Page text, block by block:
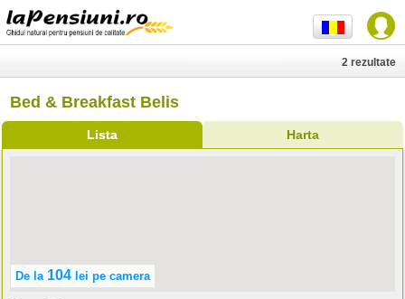
Bed & Breakfast Belis
Lista Harta
2 rezultate
De la 104 lei pe camera